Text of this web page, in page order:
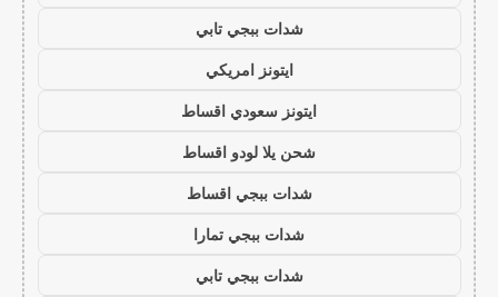
شدات ببجي تابي
ايتونز امريكي
ايتونز سعودي اقساط
شحن يلا لودو اقساط
شدات ببجي اقساط
شدات ببجي تمارا
شدات ببجي تابي